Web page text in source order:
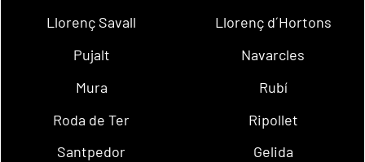
Llorenç Savall
Llorenç d´Hortons
Pujalt
Navarcles
Mura
Rubí
Roda de Ter
Ripollet
Santpedor
Gelida